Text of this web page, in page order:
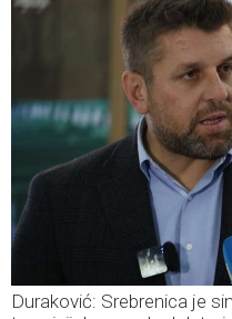
Duraković: Srebrenica je